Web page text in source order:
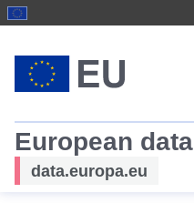
European data
data.europa.eu